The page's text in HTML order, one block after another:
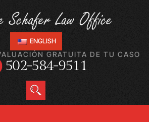
ENGLISH
GRATUITA DE TU CASO
502-584-9511